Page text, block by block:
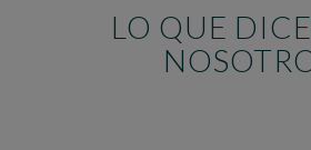
LO QUE